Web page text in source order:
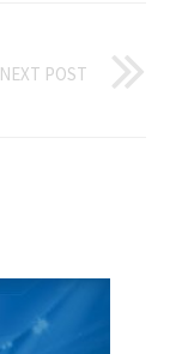
NEXT POST